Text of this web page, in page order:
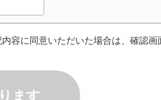
容に同意いただいた場合は、確認画
ます